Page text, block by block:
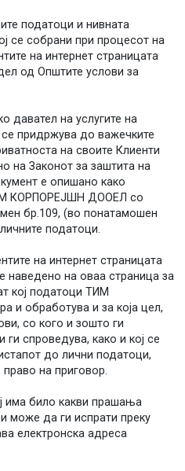
податоци и нивната
се собрани при процесот на
на интернет страницата
од Општите услови за
на услугите на
се придржува до важечките
на своите Клиенти
на Законот за заштита на
е опишано како
КОРПОРЕЈШН ДООЕЛ со
бр.109, (во понатамошен
податоци.
на интернет страницата
наведено на оваа страница за
кој податоци ТИМ
обработува и за која цел,
со кого и зошто ги
ги спроведува, како и кој се
до лични податоци,
на приговор.
има било какви прашања
може да ги испрати преку
електронска адреса